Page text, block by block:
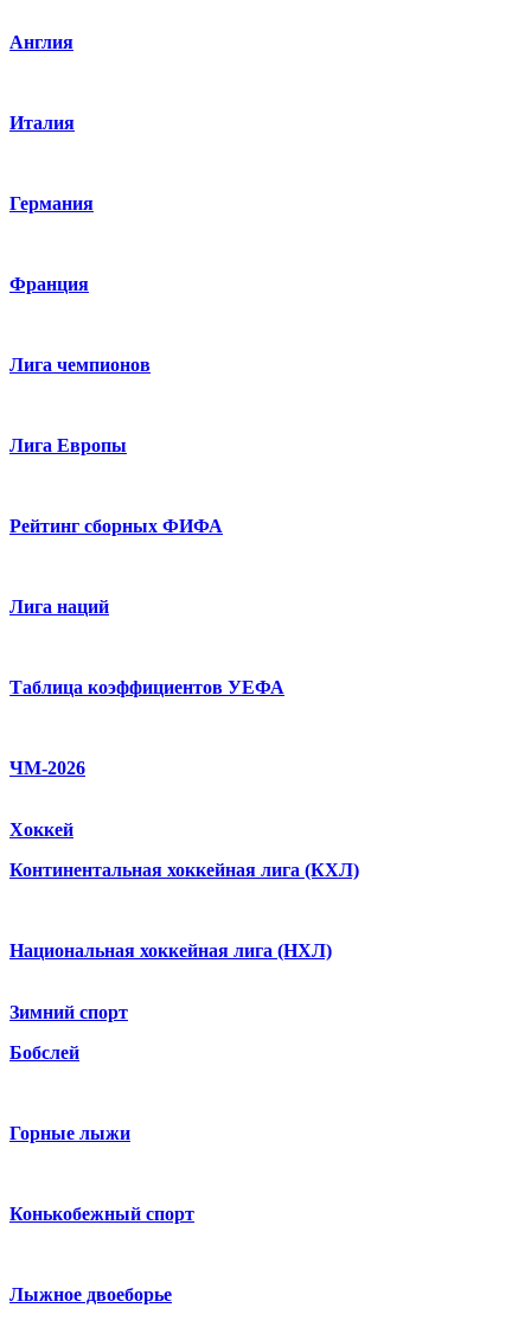
Англия
Италия
Германия
Франция
Лига чемпионов
Лига Европы
Рейтинг сборных ФИФА
Лига наций
Таблица коэффициентов УЕФА
ЧМ-2026
Хоккей
Континентальная хоккейная лига (КХЛ)
Национальная хоккейная лига (НХЛ)
Зимний спорт
Бобслей
Горные лыжи
Конькобежный спорт
Лыжное двоеборье